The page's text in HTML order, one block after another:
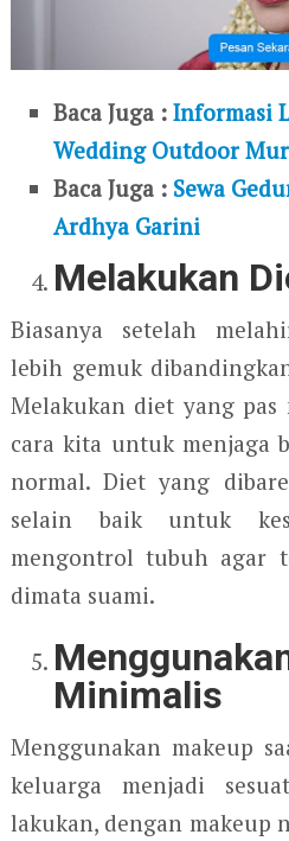
Baca Juga :Informasi
Wedding Outdoor
Baca Juga : Sewa
Ardhya Garini
Melakukan
Biasanya setelah
lebih gemuk
Melakukan diet yang pas
cara kita untuk menjaga
normal. Diet yang
selain baik untuk
mengontrol tubuh agar
dimata suami.
Minimalis
Menggunakan makeup
keluarga menjadi
lakukan, dengan makeup